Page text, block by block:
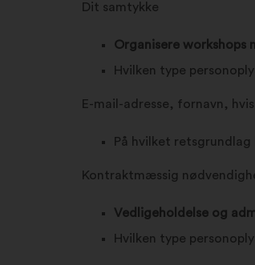
Dit samtykke
Organisere
Hvilken type
E-mail-adresse, fornavn,
På hvilket retsgrundlag
Kontraktmæssig
Vedligeholdelse og
Hvilken type